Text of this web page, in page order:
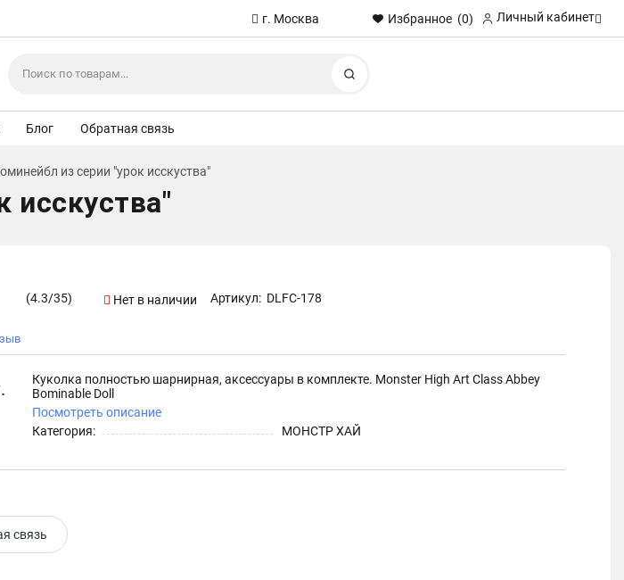
г. Москва Избранное (0) Личный кабинет
Блог Обратная связь
из серии "урок исскуства"
исскуства"
(4.3/35) Нет в наличии Артикул: DLFC-178
Куколка полностью шарнирная, аксессуары в комплекте. Monster High Art Class Abbey
Bominable Doll
Посмотреть описание
Категория:
МОНСТР ХАЙ
связь